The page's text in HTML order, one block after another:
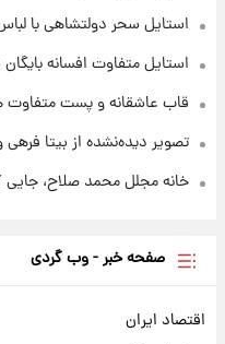
استایل سحر دولتشاهی با
استایل متفاوت افسانه بایگان در ۶۴ سالگی
قاب عاشقانه و پست
تصویر دیده‌نشده از بیتا
خانه مجلل محمد صلاح، جایی
صفحه خبر - وب گردی
اقتصاد ایران